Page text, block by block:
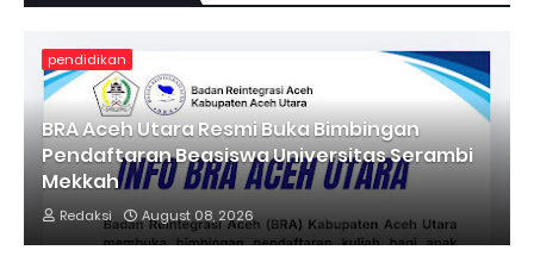
pendidikan
BRA Aceh Utara Resmi Buka Bimbingan
Pendaftaran Beasiswa Universitas Serambi
Mekkah
Redaksi August 08, 2026